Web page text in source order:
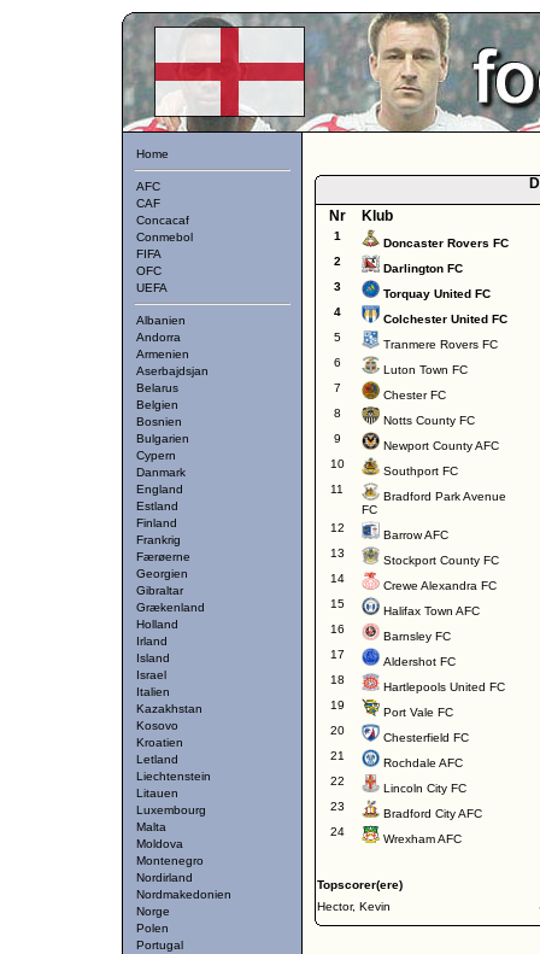
Home
AFC
CAF
Concacaf
Conmebol
FIFA
OFC
UEFA
Albanien
Andorra
Armenien
Aserbajdsjan
Belarus
Belgien
Bosnien
Bulgarien
Cypern
Danmark
England
Estland
Finland
Frankrig
Færøerne
Georgien
Gibraltar
Grækenland
Holland
Irland
Island
Israel
Italien
Kazakhstan
Kosovo
Kroatien
Letland
Liechtenstein
Litauen
Luxembourg
Malta
Moldova
Montenegro
Nordirland
Nordmakedonien
Norge
Polen
Portugal
Nr
Klub
1
Doncaster Rovers FC
2
Darlington FC
3
Torquay United FC
4
Colchester United FC
5
Tranmere Rovers FC
6
Luton Town FC
7
Chester FC
8
Notts County FC
9
Newport County AFC
10
Southport FC
11
Bradford Park Avenue
FC
12
Barrow AFC
13
Stockport County FC
14
Crewe Alexandra FC
15
Halifax Town AFC
16
Barnsley FC
17
Aldershot FC
18
Hartlepools United FC
19
Port Vale FC
20
Chesterfield FC
21
Rochdale AFC
22
Lincoln City FC
23
Bradford City AFC
24
Wrexham AFC
Topscorer(ere)
Hector, Kevin